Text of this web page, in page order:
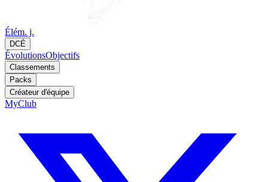
Élém. j.
DCÉ
ÉvolutionsObjectifs
Classements
Packs
Créateur d'équipe
MyClub